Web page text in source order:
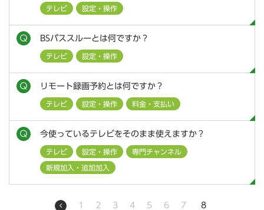
テレビ 設定・操作
BSパススルーとは何ですか？
テレビ 設定・操作
リモート録画予約とは何ですか？
テレビ 設定・操作 料金・支払い
今使っているテレビをそのまま使えますか？
テレビ 設定・操作 専門チャンネル
新規加入・追加加入
1 2 3 4 5 6 7 8